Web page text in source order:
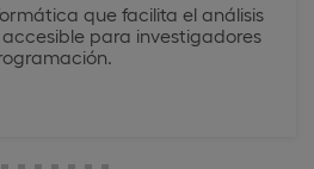
que facilita el análisis
para investigadores